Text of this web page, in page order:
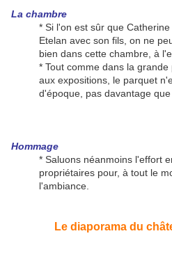
La chambre
* Si l'on est sûr que
Etelan avec son fils, on ne
bien dans cette chambre, à
* Tout comme dans la
aux expositions, le parquet
d'époque, pas davantage que
Hommage
* Saluons néanmoins l'effort
propriétaires pour, à tout le
l'ambiance.
Le diaporama du